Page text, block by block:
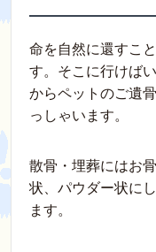
命を自然に還すこ
す。そこに行けば
からペットのご遺
っしゃいます。
散骨・埋葬にはお
状、パウダー状に
ます。